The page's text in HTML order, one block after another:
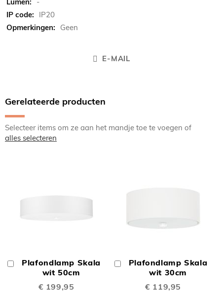
IP20
Geen
E-MAIL
Gerelateerde producten
Selecteer items om ze aan het mandje toe te voegen of
alles selecteren
Plafondlamp Skala
wit 50cm
€ 199,95
In
Winkelwagen
Plafondlamp Skala
wit 30cm
€ 119,95
Winkelwagen